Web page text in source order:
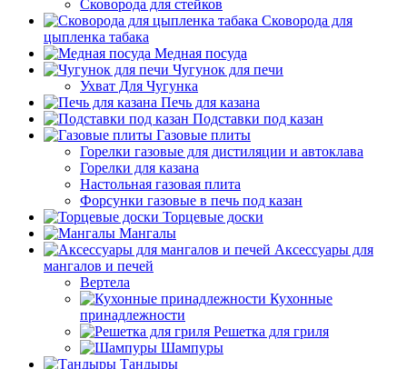
Сковорода для стейков
Сковорода для
цыпленка табака
Медная посуда
Чугунок для печи
Ухват Для Чугунка
Печь для казана
Подставки под казан
Газовые плиты
Горелки газовые для дистиляции и автоклава
Горелки для казана
Настольная газовая плита
Форсунки газовые в печь под казан
Торцевые доски
Мангалы
Аксессуары для
мангалов и печей
Вертела
Кухонные
принадлежности
Решетка для гриля
Шампуры
Тандыры